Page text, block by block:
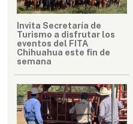
Invita Secretaría de
Turismo a disfrutar los
eventos del FITA
Chihuahua este fin de
semana